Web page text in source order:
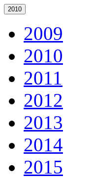
2010
2009
2010
2011
2012
2013
2014
2015